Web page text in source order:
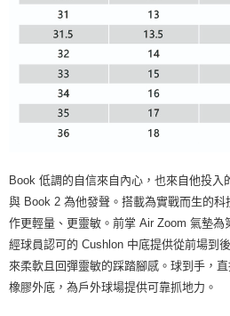
Book 低調的自信來自內心，也來自他投入
與 Book 2 為他發聲。搭載為實戰而生的
作更輕量、更靈敏。前掌 Air Zoom 氣墊為
經球員認可的 Cushlon 中底提供從前場到
來柔軟且回彈靈敏的踩踏腳感。球到手，
橡膠外底，為戶外球場提供可靠抓地力。